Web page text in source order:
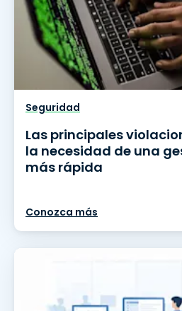
Seguridad
Las principales
la necesidad de una
más rápida
Conozca más